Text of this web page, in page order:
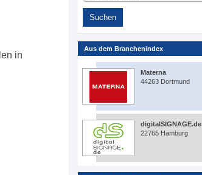
in
Aus dem Branchenindex
Materna
44263 Dortmund
digitalSIGNAGE.de
22765 Hamburg